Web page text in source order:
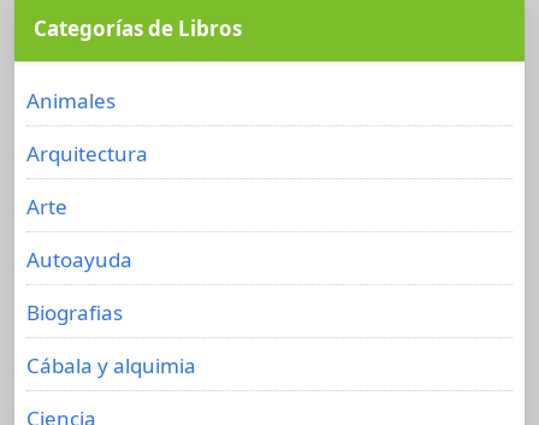
Categorías de Libros
Animales
Arquitectura
Arte
Autoayuda
Biografias
Cábala y alquimia
Ciencia